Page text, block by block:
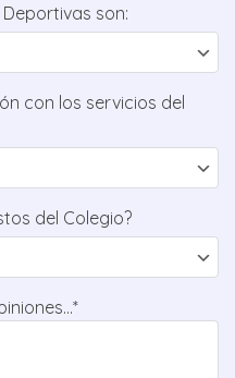
son:
con los servicios del
del Colegio?